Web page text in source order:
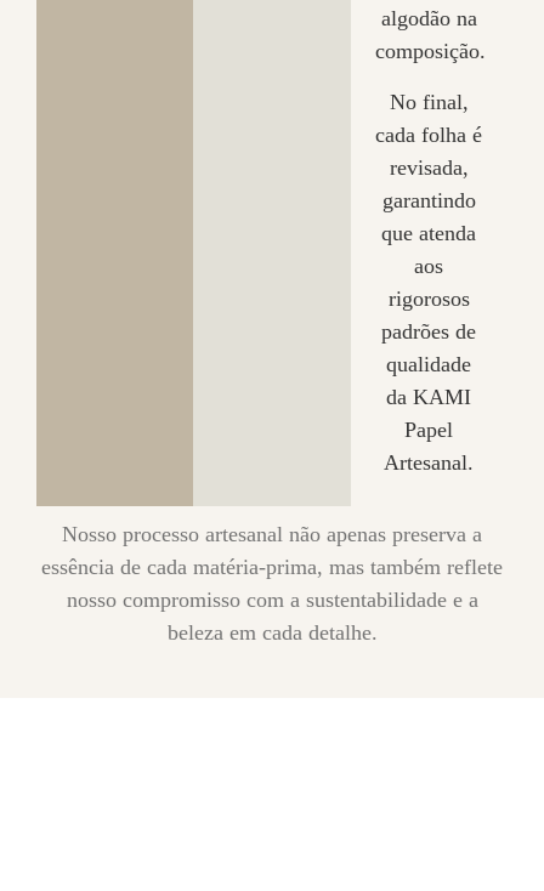
algodão na
composição.
No final,
cada folha é
revisada,
garantindo
que atenda
aos
rigorosos
padrões de
qualidade
da KAMI
Papel
Artesanal.
Nosso processo artesanal não apenas preserva a
essência de cada matéria-prima, mas também reflete
nosso compromisso com a sustentabilidade e a
beleza em cada detalhe.